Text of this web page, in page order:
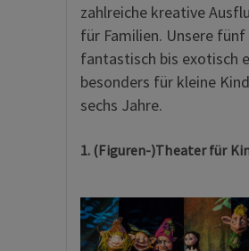
zahlreiche kreative
für Familien. Unsere fünf
fantastisch bis exotisch
besonders für kleine
sechs Jahre.
1. (Figuren-)Theater für